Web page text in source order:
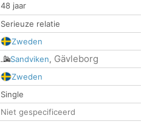
48 jaar
Serieuze relatie
Zweden
Sandviken, Gävleborg
Zweden
Single
Niet gespecificeerd